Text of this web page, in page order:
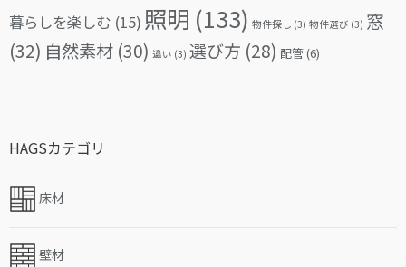
暮らしを楽しむ (15) 照明 (133) 物件探し (3) 物件選び (3) 窓
(32) 自然素材 (30) 違い (3) 選び方 (28) 配管(6)
HAGSカテゴリ
床材
壁材